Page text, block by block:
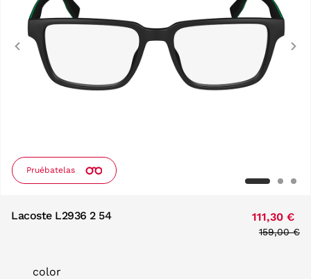
Pruébatelas
Previous
Lacoste L2936 2 54 111,30 €
Price
159,00 €
color